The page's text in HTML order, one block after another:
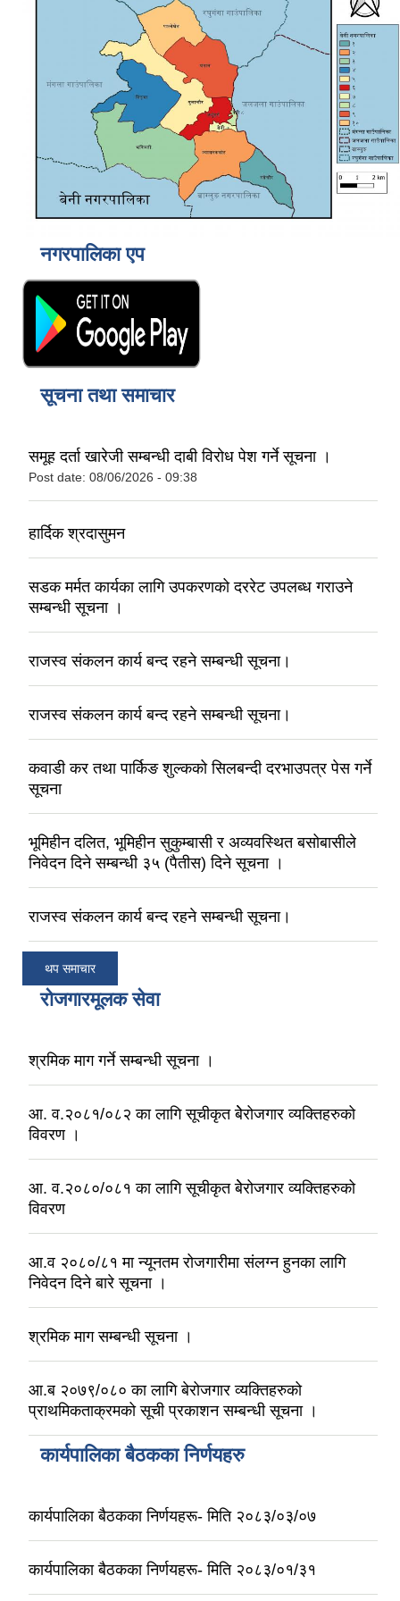
नगरपालिका एप
सूचना तथा समाचार
समूह दर्ता खारेजी सम्बन्धी दाबी विरोध पेश गर्ने सूचना ।
Post date: 08/06/2026 - 09:38
हार्दिक श्रदासुमन
सडक मर्मत कार्यका लागि उपकरणको दररेट उपलब्ध गराउने
सम्बन्धी सूचना ।
राजस्व संकलन कार्य बन्द रहने सम्बन्धी सूचना।
राजस्व संकलन कार्य बन्द रहने सम्बन्धी सूचना।
कवाडी कर तथा पार्किङ शुल्कको सिलबन्दी दरभाउपत्र पेस गर्ने
सूचना
भूमिहीन दलित, भूमिहीन सुकुम्बासी र अव्यवस्थित बसोबासीले
निवेदन दिने सम्बन्धी ३५ (पैतीस) दिने सूचना ।
राजस्व संकलन कार्य बन्द रहने सम्बन्धी सूचना।
थप समाचार
रोजगारमूलक सेवा
श्रमिक माग गर्ने सम्बन्धी सूचना ।
आ. व.२०८१/०८२ का लागि सूचीकृत बेेरोजगार व्यक्तिहरुको
विवरण ।
आ. व.२०८०/०८१ का लागि सूचीकृत बेेरोजगार व्यक्तिहरुको
विवरण
आ.व २०८०/८१ मा न्यूनतम रोजगारीमा संलग्‍न हुनका लागि
निवेदन दिने बारे सूचना ।
श्रमिक माग सम्बन्धी सूचना ।
आ.ब २०७९/०८० का लागि बेरोजगार व्यक्तिहरुको
प्राथमिकताक्रमको सूची प्रकाशन सम्बन्धी सूचना ।
कार्यपालिका बैठकका निर्णयहरु
कार्यपालिका बैठकका निर्णयहरू- मिति २०८३/०३/०७
कार्यपालिका बैठकका निर्णयहरू- मिति २०८३/०१/३१